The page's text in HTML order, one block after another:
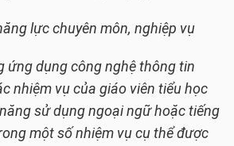
lực chuyên môn, nghiệp vụ
ứng dụng công nghệ thông tin
nhiệm vụ của giáo viên tiểu học
sử dụng ngoại ngữ hoặc tiếng
một số nhiệm vụ cụ thể được